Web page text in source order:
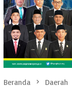
Beranda Daerah